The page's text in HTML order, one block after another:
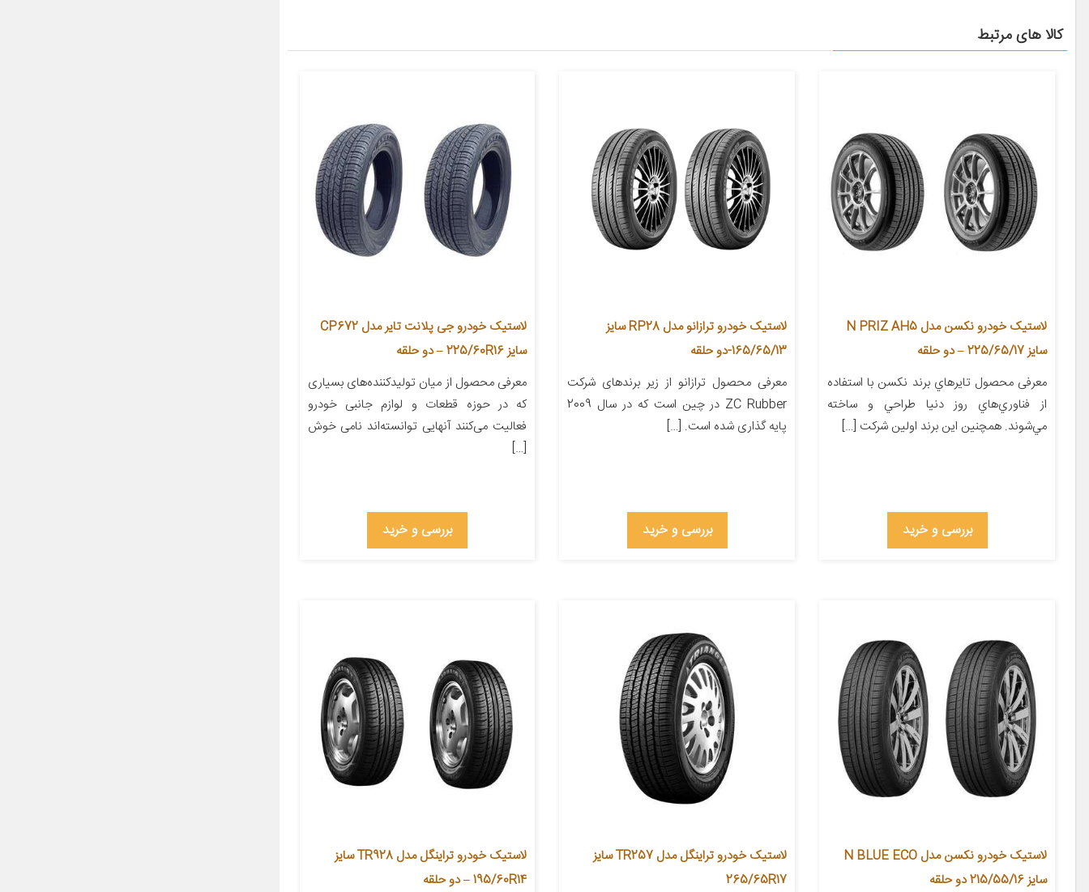
کالا های مرتبط
لاستیک خودرو نکسن مدل N PRIZ AH5
سایز 225/65/17 – دو حلقه
معرفی محصول تايرهاي برند نکسن با استفاده
از فناوري‌هاي روز دنيا طراحي و ساخته
مي‌شوند. همچنين اين برند اولين شرکت […]
بررسی و خرید
لاستیک خودرو ترازانو مدل RP28 سایز
165/65/13-دو حلقه
معرفی محصول ترازانو از زیر برندهای شرکت
ZC Rubber در چین است که در سال 2009
پایه گذاری شده است. […]
بررسی و خرید
لاستیک خودرو جی پلانت تایر مدل CP672
سایز 225/60R16 – دو حلقه
معرفی محصول از میان تولیدکننده‌های بسیاری
که در حوزه قطعات و لوازم جانبی خودرو
فعالیت می‌کنند آنهایی توانسته‌اند نامی خوش
[…]
بررسی و خرید
لاستیک خودرو نکسن مدل N BLUE ECO
سایز 215/55/16 دو حلقه
لاستیک خودرو تراینگل مدل TR257 سایز
265/65R17
لاستیک خودرو تراینگل مدل TR928 سایز
195/60R14 – دو حلقه